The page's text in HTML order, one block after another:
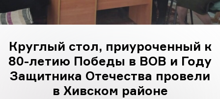
Круглый стол, приуроченный к
80-летию Победы в ВОВ и Году
Защитника Отечества провели
в Хивском районе